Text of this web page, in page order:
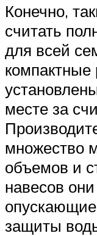
Конечно,
считать
для всей
месте за
множество
объемов и
навесов
защиты